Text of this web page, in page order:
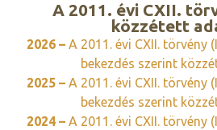
A 2011. évi CXII.
közzétett
2026 – A 2011. évi CXII. törvény
bekezdés szerint
2025 – A 2011. évi CXII. törvény
bekezdés szerint
2024 – A 2011. évi CXII. törvény